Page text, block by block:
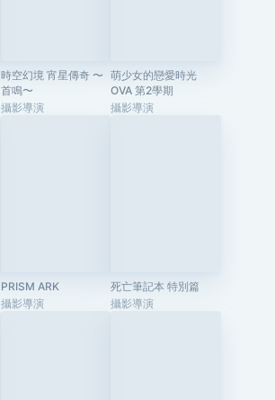
時空幻境 宵星傳奇 〜
首鳴〜
攝影導演
萌少女的戀愛時光
OVA 第2學期
攝影導演
PRISM ARK
攝影導演
死亡筆記本 特別篇
攝影導演